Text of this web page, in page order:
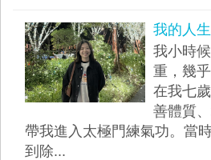
我的人
我小時
重，幾
在我七
善體質
帶我進入太極門練氣功。當
到除...